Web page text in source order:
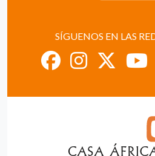
SÍGUENOS EN LAS